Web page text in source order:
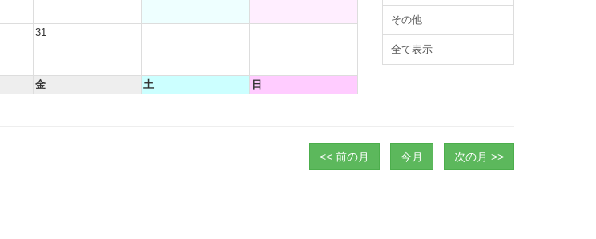
31
金 土 日
その他
全て表示
<< 前の月 今月 次の月 >>